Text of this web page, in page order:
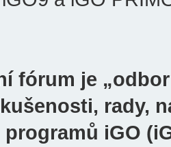
fórum je
rady,
iGO